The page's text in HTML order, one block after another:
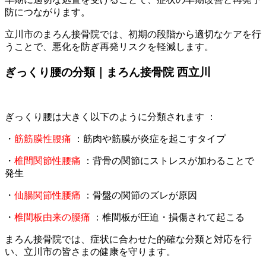
防につながります。
立川市のまろん接骨院では、初期の段階から適切なケアを行
うことで、悪化を防ぎ再発リスクを軽減します。
ぎっくり腰の分類｜まろん接骨院 西立川
ぎっくり腰は大きく以下のように分類されます ：
・ 筋筋膜性腰痛 ：筋肉や筋膜が炎症を起こすタイプ
・ 椎間関節性腰痛 ：背骨の関節にストレスが加わることで
発生
・ 仙腸関節性腰痛 ：骨盤の関節のズレが原因
・ 椎間板由来の腰痛 ：椎間板が圧迫・損傷されて起こる
まろん接骨院では、症状に合わせた的確な分類と対応を行
い、立川市の皆さまの健康を守ります。